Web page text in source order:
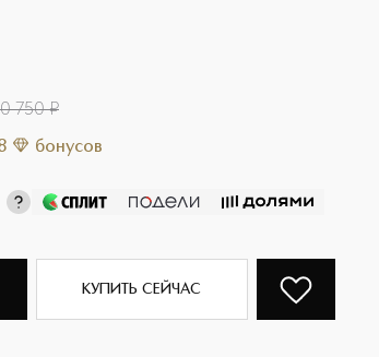
750 ¤
бонусов
КУПИТЬ СЕЙЧАС